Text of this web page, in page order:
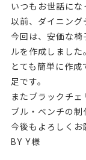
いつもお世話にな
以前、ダイニング
今回は、安価な椅
ルを作成しました
とても簡単に作
足です。
またブラックチ
ブル・ベンチの制
今後もよろしくお
BY Y様